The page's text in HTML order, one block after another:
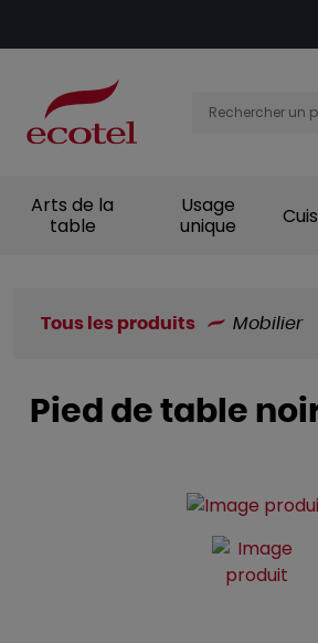
Arts de la
table
Usage
unique
Tous les produits Mobilier
Pied de table